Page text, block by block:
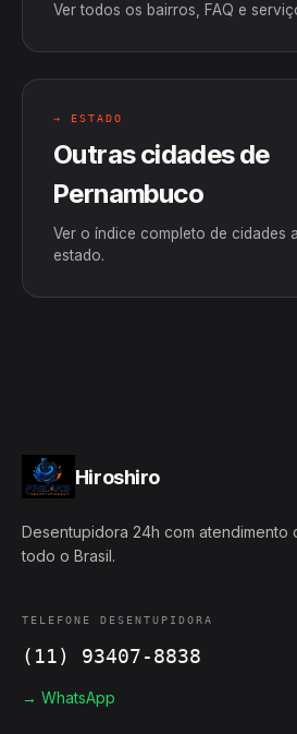
Ver todos os bairros, FAQ e
→ ESTADO
Outras cidades de
Pernambuco
Ver o índice completo de cidades
estado.
Hiroshiro
Desentupidora 24h com atendimento
todo o Brasil.
TELEFONE DESENTUPIDORA
(11) 93407-8838
→ WhatsApp